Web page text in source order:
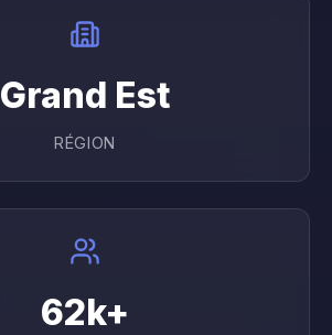
Grand Est
RÉGION
62k+